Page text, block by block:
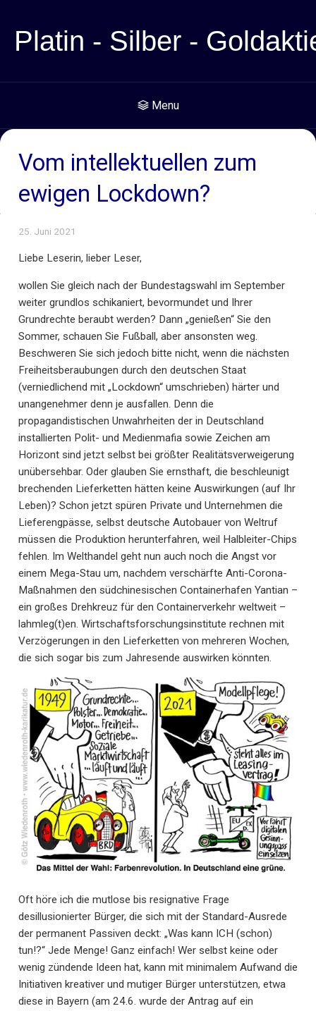
Platin - Silber -
Menu
Vom intellektuellen zum
ewigen Lockdown?
25. Juni 2021
Liebe Leserin, lieber Leser,
wollen Sie gleich nach der Bundestagswahl im September
weiter grundlos schikaniert, bevormundet und Ihrer
Grundrechte beraubt werden? Dann „genießen“ Sie den
Sommer, schauen Sie Fußball, aber ansonsten weg.
Beschweren Sie sich jedoch bitte nicht, wenn die nächsten
Freiheitsberaubungen durch den deutschen Staat
(verniedlichend mit „Lockdown“ umschrieben) härter und
unangenehmer denn je ausfallen. Denn die
propagandistischen Unwahrheiten der in Deutschland
installierten Polit- und Medienmafia sowie Zeichen am
Horizont sind jetzt selbst bei größter Realitätsverweigerung
unübersehbar. Oder glauben Sie ernsthaft, die beschleunigt
brechenden Lieferketten hätten keine Auswirkungen (auf Ihr
Leben)? Schon jetzt spüren Private und Unternehmen die
Lieferengpässe, selbst deutsche Autobauer von Weltruf
müssen die Produktion herunterfahren, weil Halbleiter-Chips
fehlen. Im Welthandel geht nun auch noch die Angst vor
einem Mega-Stau um, nachdem verschärfte Anti-Corona-
Maßnahmen den südchinesischen Containerhafen Yantian –
ein großes Drehkreuz für den Containerverkehr weltweit –
lahmleg(t)en. Wirtschaftsforschungsinstitute rechnen mit
Verzögerungen in den Lieferketten von mehreren Wochen,
die sich sogar bis zum Jahresende auswirken könnten.
Oft höre ich die mutlose bis resignative Frage
desillusionierter Bürger, die sich mit der Standard-Ausrede
der permanent Passiven deckt: „Was kann ICH (schon)
tun!?“ Jede Menge! Ganz einfach! Wer selbst keine oder
wenig zündende Ideen hat, kann mit minimalem Aufwand die
Initiativen kreativer und mutiger Bürger unterstützen, etwa
diese in Bayern (am 24.6. wurde der Antrag auf ein